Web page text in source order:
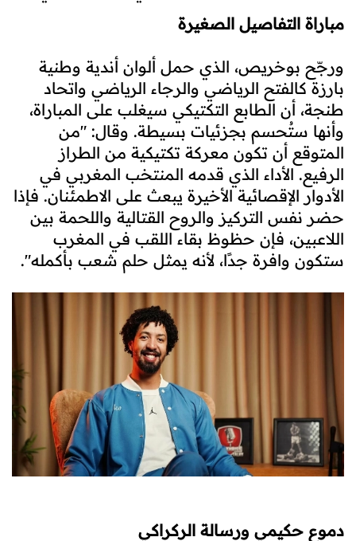
مباراة التفاصيل الصغيرة
ورجّح بوخريص، الذي حمل ألوان أندية وطنية
بارزة كالفتح الرياضي والرجاء الرياضي واتحاد
طنجة، أن الطابع التكتيكي سيغلب على المباراة،
وأنها ستُحسم بجزئيات بسيطة. وقال: "من
المتوقع أن تكون معركة تكتيكية من الطراز
الرفيع. الأداء الذي قدمه المنتخب المغربي في
الأدوار الإقصائية الأخيرة يبعث على الاطمئنان. فإذا
حضر نفس التركيز والروح القتالية واللحمة بين
اللاعبين، فإن حظوظ بقاء اللقب في المغرب
ستكون وافرة جدًا، لأنه يمثل حلم شعب بأكمله".
دموع حكيمي ورسالة الركراكي